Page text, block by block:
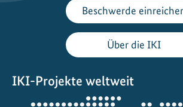
l
i
E
Beschwerde
Über die IKI
IKI-Projekte weltweit
Öffnet